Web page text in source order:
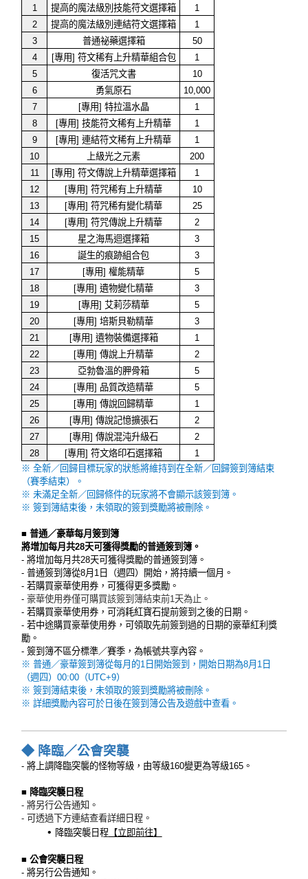
1 提高的魔法級別技能符文選擇箱
1
2
提高的魔法級別連結符文選擇箱
1
3
普通祕藥選擇箱
50
4
[專用] 符文稀有上升精華組合包
1
5
復活咒文書
10
6
勇氣原石
10,000
7
[專用] 特拉溫水晶
1
8
[專用] 技能符文稀有上升精華
1
9
[專用] 連結符文稀有上升精華
1
10
上級光之元素
200
11
[專用] 符文傳說上升精華選擇箱
1
12
[專用] 符咒稀有上升精華
10
13
[專用] 符咒稀有變化精華
25
14
[專用] 符咒傳說上升精華
2
15
星之海馬迴選擇箱
3
16
誕生的痕跡組合包
3
17
[專用] 權能精華
5
18
[專用] 遺物變化精華
3
19
[專用] 艾莉莎精華
5
20
[專用] 培斯貝勒精華
3
21
[專用] 遺物裝備選擇箱
1
22
[專用] 傳說上升精華
2
23
亞勃魯溫的胛骨箱
5
24
[專用] 品質改造精華
5
25
[專用] 傳說回歸精華
1
26
[專用] 傳說記憶擴張石
2
27
[專用] 傳說混沌升級石
2
28
[專用] 符文烙印石選擇箱
1
※ 全新／回歸目標玩家的狀態將維持到在全新／回歸簽到簿結束
（賽季結束）。
※ 未滿足全新／回歸條件的玩家將不會顯示該簽到簿。
※ 簽到簿結束後，未領取的簽到獎勵將被刪除。
■ 普通／豪華每月簽到簿
將增加每月共28天可獲得獎勵的普通簽到簿。
- 將增加每月共28天可獲得獎勵的普通簽到簿。
- 普通簽到簿從8月1日（週四）開始，將持續一個月。
- 若購買豪華使用券，可獲得更多獎勵。
- 豪華使用券僅可購買該簽到簿結束前1天為止。
- 若購買豪華使用券，可消耗紅寶石提前簽到之後的日期。
- 若中途購買豪華使用券，可領取先前簽到過的日期的豪華紅利獎
勵。
-簽到簿不區分標準／賽季，為帳號共享內容。
※ 普通／豪華簽到簿從每月的1日開始簽到，開始日期為8月1日
（週四）00:00（UTC+9）
※ 簽到簿結束後，未領取的簽到獎勵將被刪除。
※ 詳細獎勵內容可於日後在簽到簿公告及遊戲中查看。
◆ 降臨／公會突襲
- 將上調降臨突襲的怪物等級，由等級160變更為等級165。
■ 降臨突襲日程
- 將另行公告通知。
- 可透過下方連結查看詳細日程。
降臨突襲日程【立即前往】
■ 公會突襲日程
- 將另行公告通知。